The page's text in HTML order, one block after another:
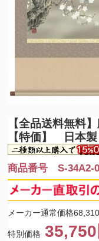
【全品送料無料】
【特価】 日本製
商品番号 S-34A2-
メーカー通常価格
特別価格 35,750